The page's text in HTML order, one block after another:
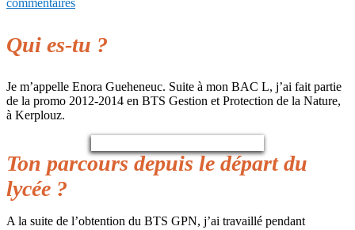
Qui es-tu ?
Je m’appelle Enora Gueheneuc. Suite à mon BAC L, j’ai fait partie
de la promo 2012-2014 en BTS Gestion et Protection de la Nature,
à Kerplouz.
Ton parcours depuis le départ du
lycée ?
A la suite de l’obtention du BTS GPN, j’ai travaillé pendant